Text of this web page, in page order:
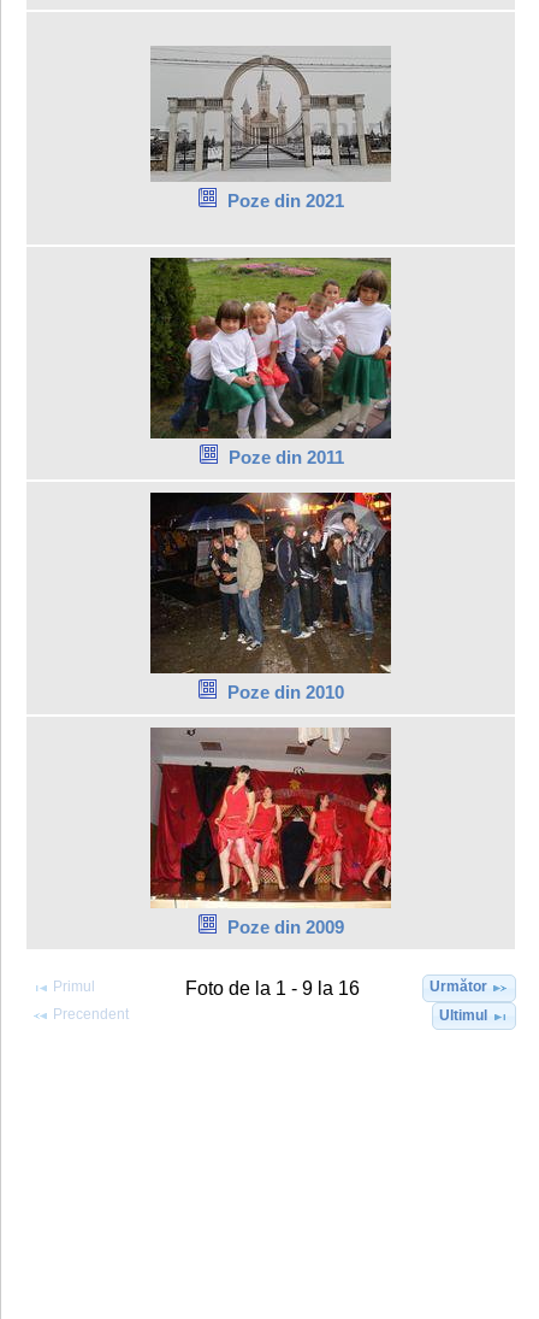
Poze din 2021
Poze din 2011
Poze din 2010
Poze din 2009
Primul
Precendent
Foto de la 1 - 9 la 16
Următor
Ultimul